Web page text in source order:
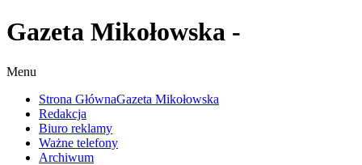
Gazeta Mikołowska -
Menu
Strona GłównaGazeta Mikołowska
Redakcja
Biuro reklamy
Ważne telefony
Archiwum